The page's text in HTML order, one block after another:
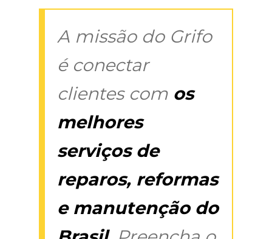
A missão do Grifo
é conectar
clientes com os
melhores
serviços de
reparos, reformas
e manutenção do